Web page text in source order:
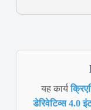
यह कार्य
डेरिवेटिव्स 4.0